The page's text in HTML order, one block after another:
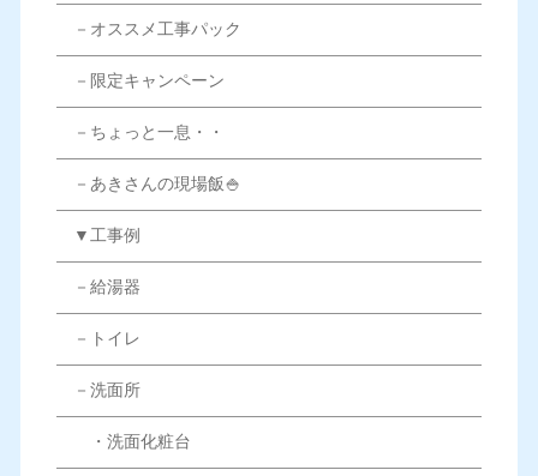
－オススメ工事パック
－限定キャンペーン
－ちょっと一息・・
－あきさんの現場飯🍚
▼工事例
－給湯器
－トイレ
－洗面所
・洗面化粧台